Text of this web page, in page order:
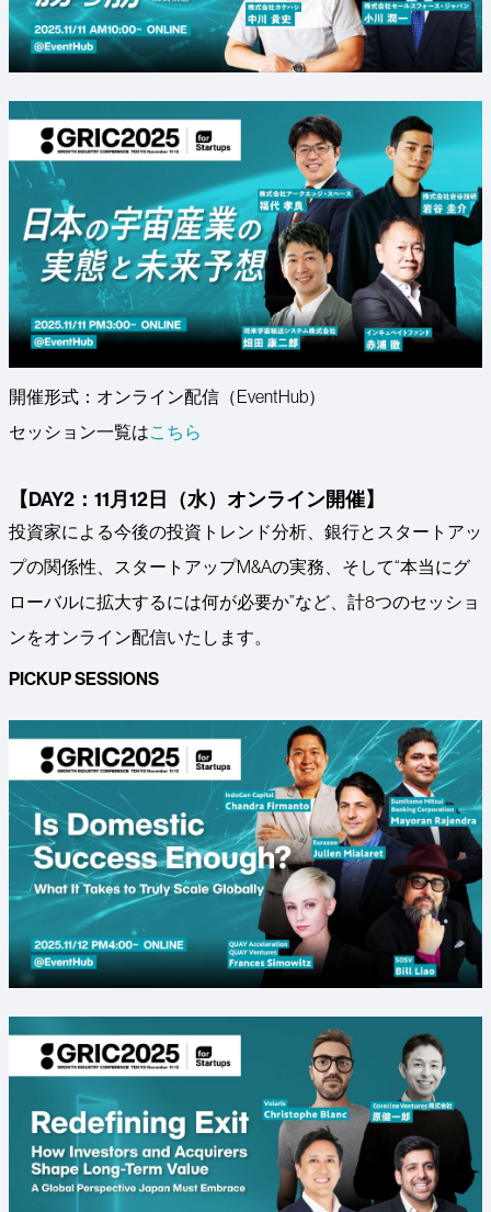
開催形式：オンライン配信（EventHub）
セッション一覧はこちら
【DAY2：11月12日（水）オンライン開催】
投資家による今後の投資トレンド分析、銀行とスタートアッ
プの関係性、スタートアップM&Aの実務、そして“本当にグ
ローバルに拡大するには何が必要か”など、計8つのセッショ
ンをオンライン配信いたします。
PICKUP SESSIONS